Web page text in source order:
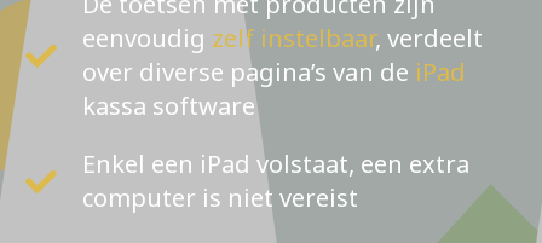
eenvoudig zelf instelbaar, verdeelt
over diverse pagina’s van de iPad
kassa software
Enkel een iPad volstaat, een extra
computer is niet vereist